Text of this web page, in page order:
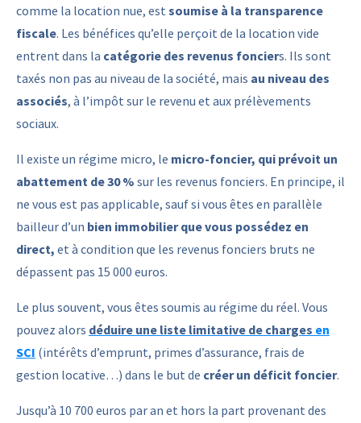
comme la location nue, est soumise à la transparence
fiscale. Les bénéfices qu’elle perçoit de la location vide
entrent dans la catégorie des revenus fonciers. Ils sont
taxés non pas au niveau de la société, mais au niveau des
associés, à l’impôt sur le revenu et aux prélèvements
sociaux.
Il existe un régime micro, le micro-foncier, qui prévoit un
abattement de 30 % sur les revenus fonciers. En principe, il
ne vous est pas applicable, sauf si vous êtes en parallèle
bailleur d’un bien immobilier que vous possédez en
direct, et à condition que les revenus fonciers bruts ne
dépassent pas 15 000 euros.
Le plus souvent, vous êtes soumis au régime du réel. Vous
pouvez alors déduire une liste limitative de charges en
SCI (intérêts d’emprunt, primes d’assurance, frais de
gestion locative…) dans le but de créer un déficit foncier.
Jusqu’à 10 700 euros par an et hors la part provenant des